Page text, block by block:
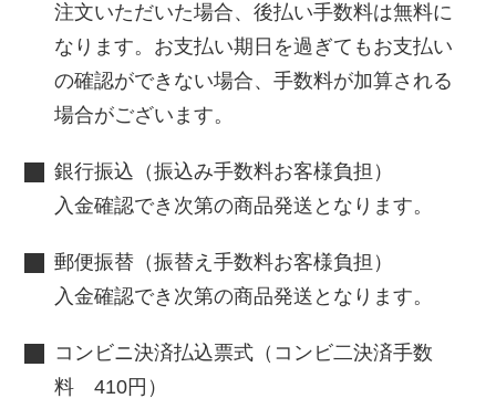
注文いただいた場合、後払い手数料は無料に
なります。お支払い期日を過ぎてもお支払い
の確認ができない場合、手数料が加算される
場合がございます。
銀行振込（振込み手数料お客様負担）
入金確認でき次第の商品発送となります。
郵便振替（振替え手数料お客様負担）
入金確認でき次第の商品発送となります。
コンビニ決済払込票式（コンビ二決済手数
料 410円）